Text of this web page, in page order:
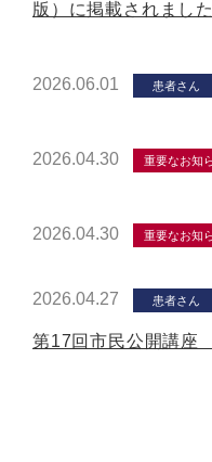
版）に掲載されました
2026.06.01 患者さん
2026.04.30 重要なお知
2026.04.30 重要なお知
2026.04.27 患者さん
第17回市民公開講座